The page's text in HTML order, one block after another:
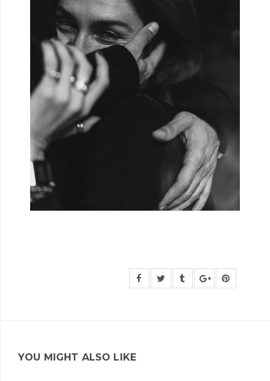
YOU MIGHT ALSO LIKE